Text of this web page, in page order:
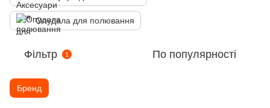
Опудала для полювання
Фільтр 1 По популярності
Бренд